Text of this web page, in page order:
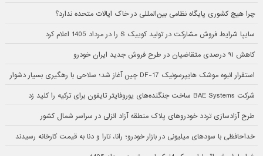
چرا هیچ کشوری پایگاه نظامی بین‌المللی در خاک ایالات متحده ندارد؟
سایپا شرایط فروش مشارکت در تولید کوییک S را در مرداد 1405 اعلام کرد
کاهش ۹۱ درصدی متقاضیان در طرح فروش جدید ایران خودرو
استقرار انبوه موشک هایپرسونیک DF-17 چین آغاز شد؛ سلاحی با رهگیری بسیار دشوار
شرکت BAE Systems ساخت جنگنده‌های یوروفایتر تایفون برای ترکیه را کلید زد
طرح آزادسازی تردد خودروهای پلاک منطقه آزاد انزلی در سراسر شمال کشور
خداحافظی با سودهای میلیونی در بازار خودرو؛ رانا، تارا و دنا به قیمت کارخانه رسیدند